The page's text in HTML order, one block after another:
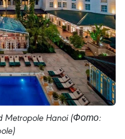
Metropole Hanoi (Фото: